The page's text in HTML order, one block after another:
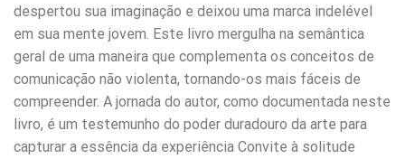
despertou sua imaginação e deixou uma marca indelével
em sua mente jovem. Este livro mergulha na semântica
geral de uma maneira que complementa os conceitos de
comunicação não violenta, tornando-os mais fáceis de
compreender. A jornada do autor, como documentada neste
livro, é um testemunho do poder duradouro da arte para
capturar a essência da experiência Convite à solitude